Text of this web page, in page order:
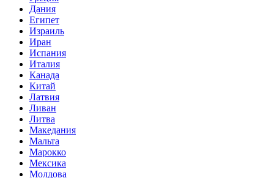
Дания
Египет
Израиль
Иран
Испания
Италия
Канада
Китай
Латвия
Ливан
Литва
Македания
Мальта
Марокко
Мексика
Молдова